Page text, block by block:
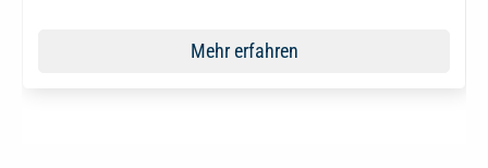
Mehr erfahren